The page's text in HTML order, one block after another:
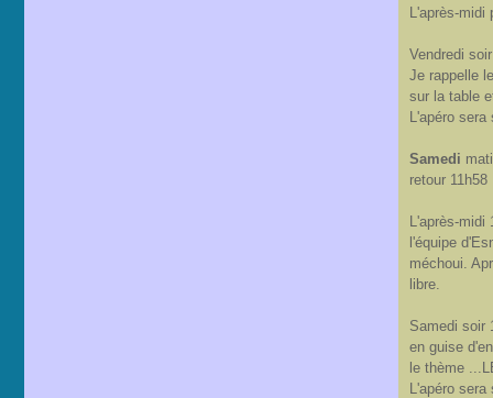
L'après-
Vendredi
Je rappelle
sur la table
L'apéro
Samedi
retour 11h58
L'après-midi
l'équipe
méchoui.
libre.
Samedi soir
en guise
le thème
L'apéro